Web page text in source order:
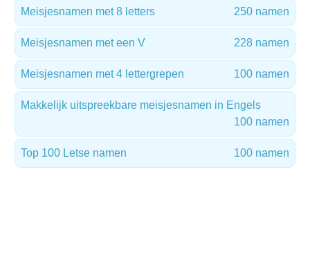
Meisjesnamen met 8 letters 250 namen
Meisjesnamen met een V 228 namen
Meisjesnamen met 4 lettergrepen 100 namen
Makkelijk uitspreekbare meisjesnamen in Engels
100 namen
Top 100 Letse namen 100 namen